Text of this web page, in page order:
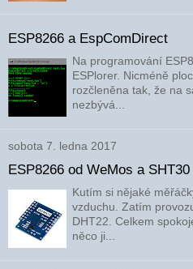
ESP8266 a EspComDirect
Na programování
ESPlorer. Nicméně
rozčleněna tak, že na
nezbývá...
sobota 7. ledna 2017
ESP8266 od WeMos a SHT30
Kutím si nějaké
vzduchu. Zatím
DHT22. Celkem
něco ji...